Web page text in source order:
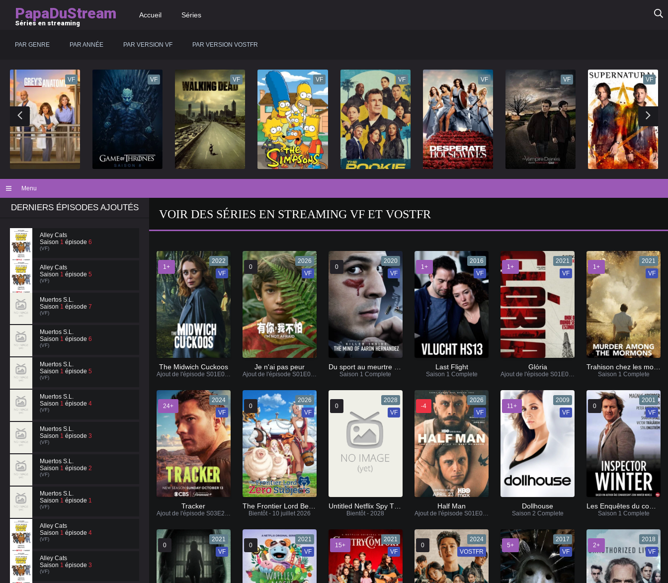
PapaDuStream
Séries en streaming
Accueil Séries
PAR GENRE PAR ANNÉE PAR VERSION VF PAR VERSION VOSTFR
VF VF VF VF VF VF VF VF
Menu
DERNIERS ÉPISODES AJOUTÉS
Alley Cats
Saison 1 épisode 6
(VF)
Alley Cats
Saison 1 épisode 5
(VF)
Muertos S.L.
Saison 1 épisode 7
(VF)
Muertos S.L.
Saison 1 épisode 6
(VF)
Muertos S.L.
Saison 1 épisode 5
(VF)
Muertos S.L.
Saison 1 épisode 4
(VF)
Muertos S.L.
Saison 1 épisode 3
(VF)
Muertos S.L.
Saison 1 épisode 2
(VF)
Muertos S.L.
Saison 1 épisode 1
(VF)
Alley Cats
Saison 1 épisode 4
(VF)
Alley Cats
Saison 1 épisode 3
(VF)
VOIR DES SÉRIES EN STREAMING VF ET VOSTFR
1+
2022
VF
The Midwich Cuckoos
Ajout de l'épisode S01E07 VF / VOSTFR
0
2026
VF
Je n'ai pas peur
Ajout de l'épisode S01E05 VF / VOSTFR
0
2020
VF
Saison 1 Complete
1+
2016
VF
Last Flight
Saison 1 Complete
1+
2021
VF
Glória
1+
2021
VF
Saison 1 Complete
24+
2024
VF
Tracker
0
2026
VF
The Frontier Lord Begins with Zero Subjects
Bientôt - 10 juillet 2026
0
2028
VF
Untitled Netflix Spy Thriller With Millie Bobby Brown & David Harbour
Bientôt - 2028
-4
2026
VF
Half Man
11+
2009
VF
Dollhouse
Saison 2 Complete
0
2001
VF
Saison 1 Complete
0
2021
VF
0
2021
VF
15+
2021
VF
0
2024
VOSTFR
5+
2017
VF
2+
2018
VF